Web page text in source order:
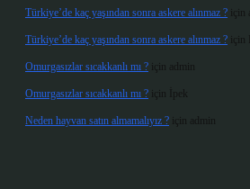
Türkiye’de kaç yaşından sonra askere alınmaz ? için
Türkiye’de kaç yaşından sonra askere alınmaz ? için
Omurgasızlar sıcakkanlı mı ? için admin
Omurgasızlar sıcakkanlı mı ? için İpek
Neden hayvan satın almamalıyız ? için admin